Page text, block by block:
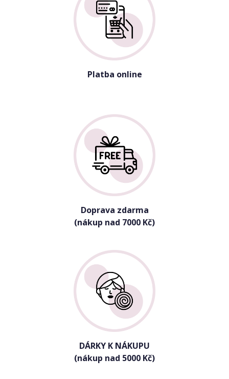
Platba online
Doprava zdarma
(nákup nad 7000 Kč)
DÁRKY K NÁKUPU
(nákup nad 5000 Kč)